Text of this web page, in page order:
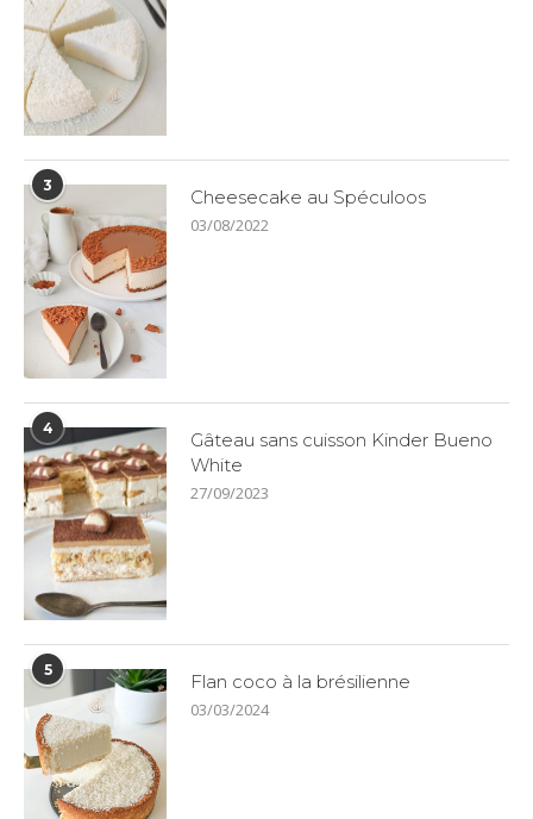
3
Cheesecake au Spéculoos
03/08/2022
4
Gâteau sans cuisson Kinder Bueno
White
27/09/2023
5
Flan coco à la brésilienne
03/03/2024